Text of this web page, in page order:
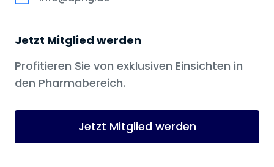
Jetzt Mitglied werden
Profitieren Sie von exklusiven Einsichten in
den Pharmabereich.
Jetzt Mitglied werden